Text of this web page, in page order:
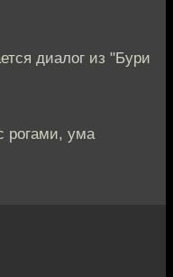
диалог из "Бури
рогами, ума